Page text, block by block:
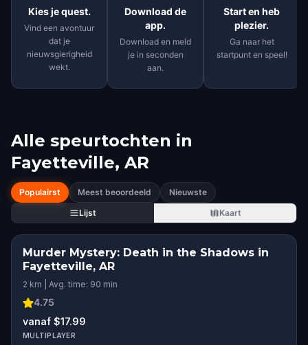
Kies je quest.
Vind een avontuur
dat je
nieuwsgierigheid
wekt.
Download de
app.
Download en meld
je in seconden
aan.
Start en heb
plezier.
Ga naar het
startpunt en speel!
Alle speurtochten in
Fayetteville, AR
Populairst Meest beoordeeld
Nieuwste
Lijst
Kaart
Murder Mystery: Death in the Shadows in
Fayetteville, AR
2 km | Avg. time: 90 min
4.75
vanaf $17.99
MULTIPLAYER